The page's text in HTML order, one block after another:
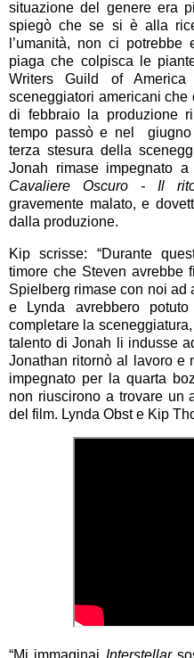
situazione del genere era
spiegò che se si è alla
l’umanità, non ci
piaga che colpisca le
Writers Guild of
sceneggiatori americani che
di febbraio la produzione
tempo passò e nel
terza stesura della
Jonah rimase impegnato
Cavaliere Oscuro - Il
gravemente malato, e
dalla produzione.
Kip scrisse: “Durante
timore che Steven avrebbe
Spielberg rimase con noi ad
e Lynda avrebbero
completare la
talento di Jonah li indusse
Jonathan ritornò al lavoro e
impegnato per la quarta
non riuscirono a trovare un
del film. Lynda Obst e Kip